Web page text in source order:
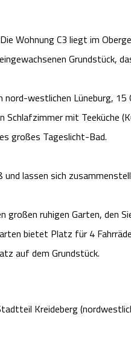
Wohnung C3 liegt im
Grundstück,
westlichen Lüneburg,
mit Teeküche
großes Tageslicht-Bad.
lassen sich
großen ruhigen Garten, den
bietet Platz für 4
auf dem Grundstück.
Kreideberg